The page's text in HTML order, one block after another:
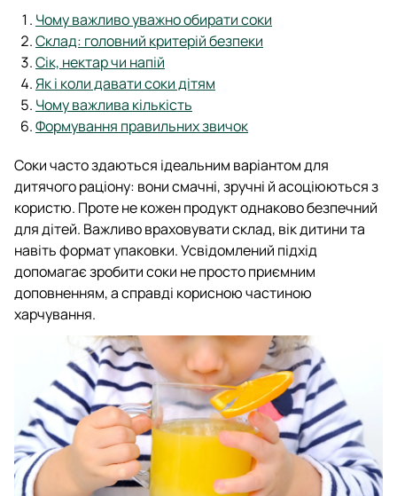
Чому важливо уважно обирати соки
Склад: головний критерій безпеки
Сік, нектар чи напій
Як і коли давати соки дітям
Чому важлива кількість
Формування правильних звичок
Соки часто здаються ідеальним варіантом для
дитячого раціону: вони смачні, зручні й асоціюються з
користю. Проте не кожен продукт однаково безпечний
для дітей. Важливо враховувати склад, вік дитини та
навіть формат упаковки. Усвідомлений підхід
допомагає зробити соки не просто приємним
доповненням, а справді корисною частиною
харчування.